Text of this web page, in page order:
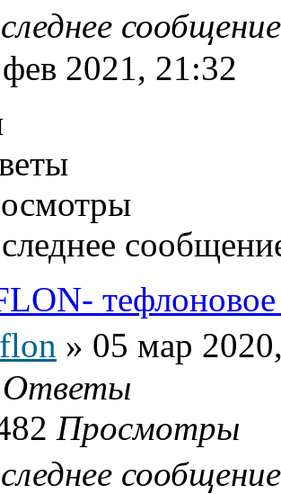
2021, 21:32
» 05 мар
Ответы
Просмотры